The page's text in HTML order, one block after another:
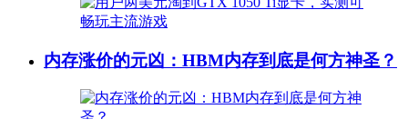
内存涨价的元凶：HBM内存到底是何方神圣？